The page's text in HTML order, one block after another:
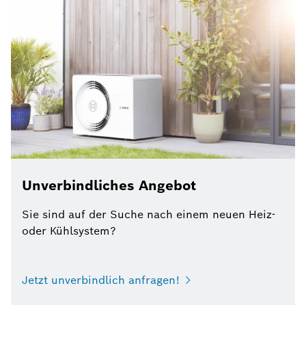
Unverbindliches Angebot
Sie sind auf der Suche nach einem neuen Heiz-
oder Kühlsystem?
Jetzt unverbindlich anfragen!